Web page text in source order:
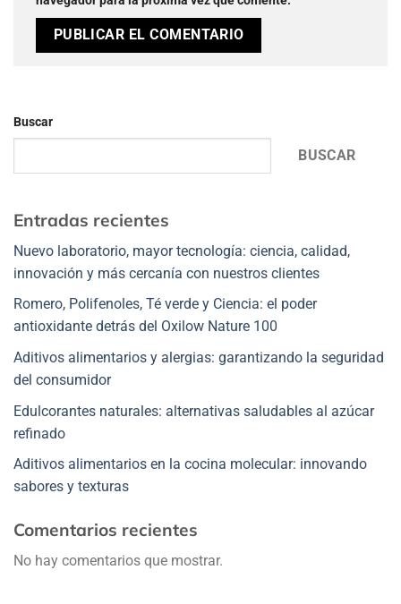
Buscar
BUSCAR
Entradas recientes
Nuevo laboratorio, mayor tecnología: ciencia, calidad,
innovación y más cercanía con nuestros clientes
Romero, Polifenoles, Té verde y Ciencia: el poder
antioxidante detrás del Oxilow Nature 100
Aditivos alimentarios y alergias: garantizando la seguridad
del consumidor
Edulcorantes naturales: alternativas saludables al azúcar
refinado
Aditivos alimentarios en la cocina molecular: innovando
sabores y texturas
Comentarios recientes
No hay comentarios que mostrar.